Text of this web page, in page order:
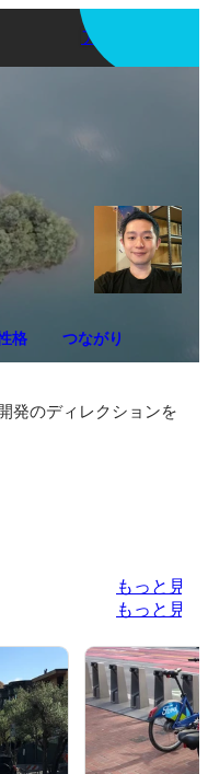
アプリを使う
格 つながり
発のディレクションを
もっと見る
もっと見る